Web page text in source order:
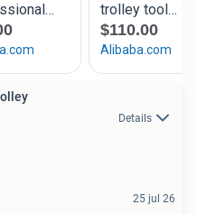
Details
25 jul 26